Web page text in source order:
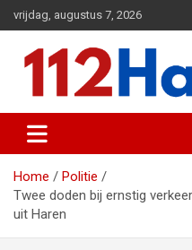
naar
inhoud
vrijdag, augustus 7, 2026
112 Haren.nl
Home
Politie
Twee doden bij ernstig
uit Haren